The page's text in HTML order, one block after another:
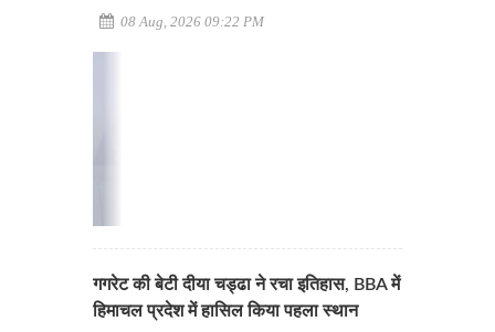
08 Aug, 2026 09:22 PM
गगरेट की बेटी दीया चड्ढा ने रचा इतिहास, BBA में
हिमाचल प्रदेश में हासिल किया पहला स्थान